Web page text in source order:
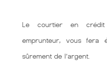
Le courtier en crédit
emprunteur, vous fera
sûrement de l’argent.